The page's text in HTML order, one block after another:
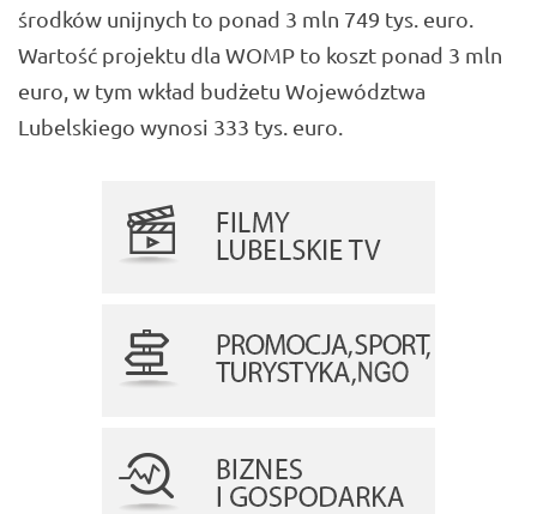
środków unijnych to ponad 3 mln 749 tys. euro.
Wartość projektu dla WOMP to koszt ponad 3 mln
euro, w tym wkład budżetu Województwa
Lubelskiego wynosi 333 tys. euro.